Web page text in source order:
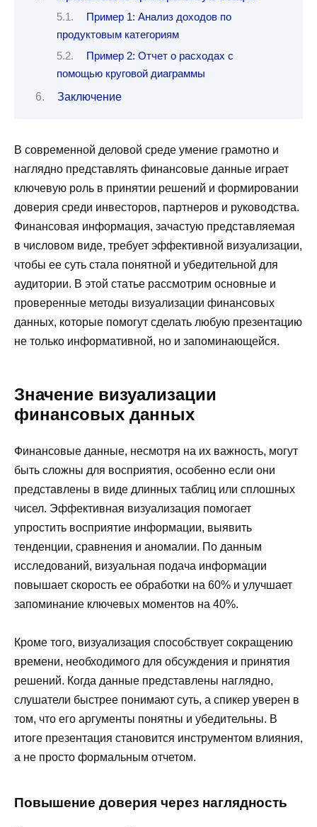
Пример 1: Анализ доходов по
продуктовым категориям
Пример 2: Отчет о расходах с
помощью круговой диаграммы
Заключение
В современной деловой среде умение грамотно и
наглядно представлять финансовые данные играет
ключевую роль в принятии решений и формировании
доверия среди инвесторов, партнеров и руководства.
Финансовая информация, зачастую представляемая
в числовом виде, требует эффективной визуализации,
чтобы ее суть стала понятной и убедительной для
аудитории. В этой статье рассмотрим основные и
проверенные методы визуализации финансовых
данных, которые помогут сделать любую презентацию
не только информативной, но и запоминающейся.
Значение визуализации
финансовых данных
Финансовые данные, несмотря на их важность, могут
быть сложны для восприятия, особенно если они
представлены в виде длинных таблиц или сплошных
чисел. Эффективная визуализация помогает
упростить восприятие информации, выявить
тенденции, сравнения и аномалии. По данным
исследований, визуальная подача информации
повышает скорость ее обработки на 60% и улучшает
запоминание ключевых моментов на 40%.
Кроме того, визуализация способствует сокращению
времени, необходимого для обсуждения и принятия
решений. Когда данные представлены наглядно,
слушатели быстрее понимают суть, а спикер уверен в
том, что его аргументы понятны и убедительны. В
итоге презентация становится инструментом влияния,
а не просто формальным отчетом.
Повышение доверия через наглядность